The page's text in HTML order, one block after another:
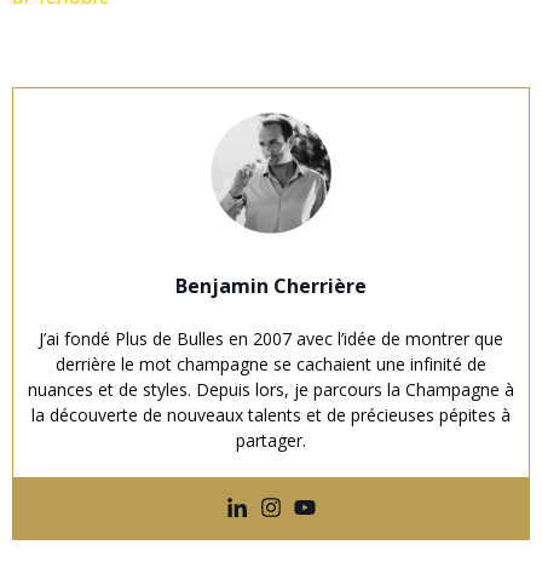
Benjamin Cherrière
J’ai fondé Plus de Bulles en 2007 avec l’idée de montrer que
derrière le mot champagne se cachaient une infinité de
nuances et de styles. Depuis lors, je parcours la Champagne à
la découverte de nouveaux talents et de précieuses pépites à
partager.